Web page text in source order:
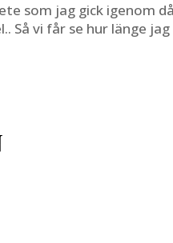
som jag gick igenom
Så vi får se hur länge